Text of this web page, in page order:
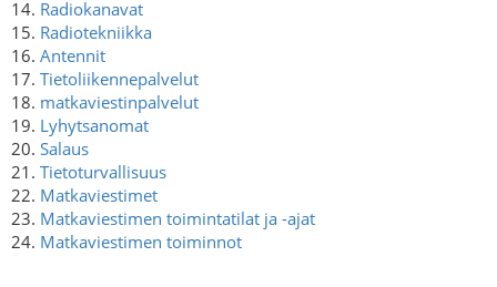
14. Radiokanavat
15. Radiotekniikka
16. Antennit
17. Tietoliikennepalvelut
18. matkaviestinpalvelut
19. Lyhytsanomat
20. Salaus
21. Tietoturvallisuus
22. Matkaviestimet
23. Matkaviestimen toimintatilat ja -ajat
24. Matkaviestimen toiminnot